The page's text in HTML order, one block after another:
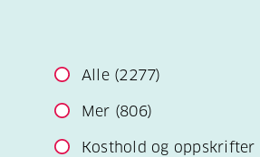
Alle (2277)
Mer (806)
Kosthold og oppskrifter